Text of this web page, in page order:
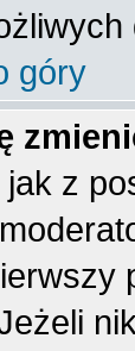
góry
jak z